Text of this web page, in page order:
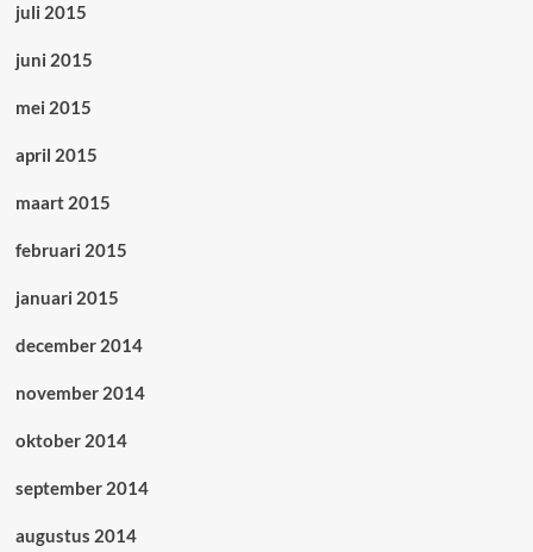
juli 2015
juni 2015
mei 2015
april 2015
maart 2015
februari 2015
januari 2015
december 2014
november 2014
oktober 2014
september 2014
augustus 2014